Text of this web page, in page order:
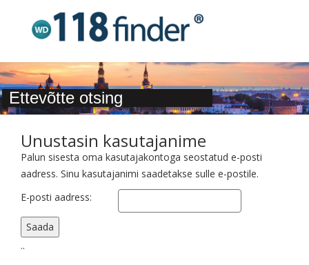
Ettevõtte otsing
Unustasin kasutajanime
Palun sisesta oma kasutajakontoga seostatud e-posti
aadress. Sinu kasutajanimi saadetakse sulle e-postile.
E-posti aadress:
Saada
..